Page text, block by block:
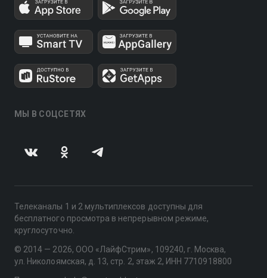
МЫ В СОЦСЕТЯХ
Телеканалы 1 и 2 мультиплексов доступны для
бесплатного просмотра в непрерывном режиме,
круглосуточно.
© 2014 — 2026, ООО «ЛайфСтрим», 109240, г. Москва,
ул. Николоямская, д. 13, стр. 2, этаж 2, ИНН 7710918800